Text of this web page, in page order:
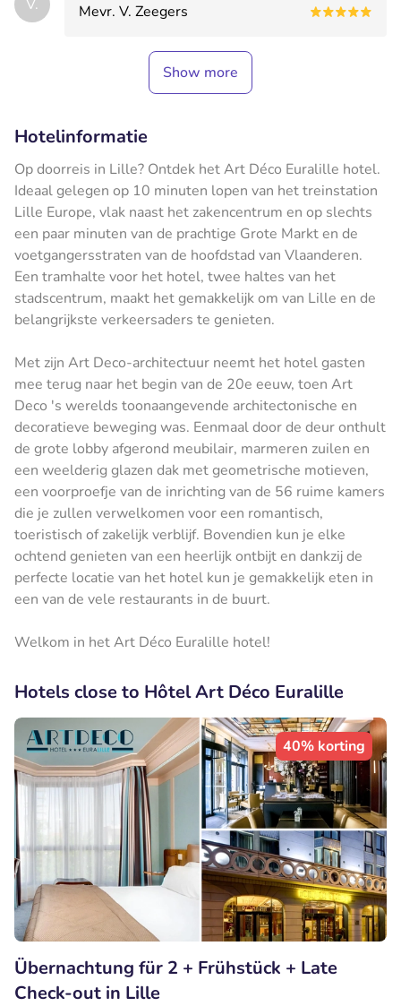
V. Mevr. V. Zeegers
Show more
Hotelinformatie
Op doorreis in Lille? Ontdek het Art Déco Euralille hotel.
Ideaal gelegen op 10 minuten lopen van het treinstation
Lille Europe, vlak naast het zakencentrum en op slechts
een paar minuten van de prachtige Grote Markt en de
voetgangersstraten van de hoofdstad van Vlaanderen.
Een tramhalte voor het hotel, twee haltes van het
stadscentrum, maakt het gemakkelijk om van Lille en de
belangrijkste verkeersaders te genieten.
Met zijn Art Deco-architectuur neemt het hotel gasten
mee terug naar het begin van de 20e eeuw, toen Art
Deco 's werelds toonaangevende architectonische en
decoratieve beweging was. Eenmaal door de deur onthult
de grote lobby afgerond meubilair, marmeren zuilen en
een weelderig glazen dak met geometrische motieven,
een voorproefje van de inrichting van de 56 ruime kamers
die je zullen verwelkomen voor een romantisch,
toeristisch of zakelijk verblijf. Bovendien kun je elke
ochtend genieten van een heerlijk ontbijt en dankzij de
perfecte locatie van het hotel kun je gemakkelijk eten in
een van de vele restaurants in de buurt.
Welkom in het Art Déco Euralille hotel!
Hotels close to Hôtel Art Déco Euralille
40% korting
Übernachtung für 2 + Frühstück + Late
Check-out in Lille